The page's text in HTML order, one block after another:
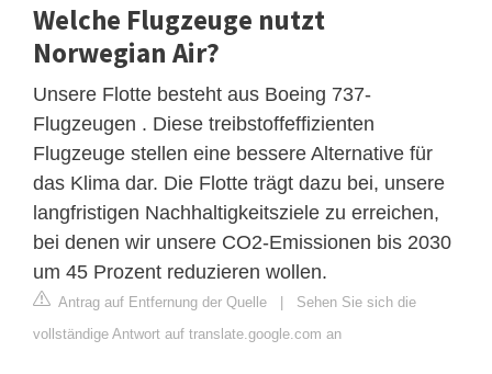
Welche Flugzeuge nutzt
Norwegian Air?
Unsere Flotte besteht aus Boeing 737-
Flugzeugen . Diese treibstoffeffizienten
Flugzeuge stellen eine bessere Alternative für
das Klima dar. Die Flotte trägt dazu bei, unsere
langfristigen Nachhaltigkeitsziele zu erreichen,
bei denen wir unsere CO2-Emissionen bis 2030
um 45 Prozent reduzieren wollen.
Antrag auf Entfernung der Quelle | Sehen Sie sich die
vollständige Antwort auf translate.google.com an